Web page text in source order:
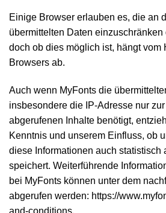
Einige Browser erlauben es, die an
übermittelten Daten
doch ob dies möglich ist, hängt vom
Browsers ab.
Auch wenn MyFonts die
insbesondere die IP-Adresse nur
abgerufenen Inhalte benötigt,
Kenntnis und unserem Einfluss, ob
diese Informationen auch statistisch
speichert. Weiterführende
bei MyFonts können unter dem
abgerufen werden: https://